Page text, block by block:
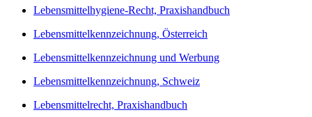
Lebensmittelhygiene-Recht, Praxishandbuch
Lebensmittelkennzeichnung, Österreich
Lebensmittelkennzeichnung und Werbung
Lebensmittelkennzeichnung, Schweiz
Lebensmittelrecht, Praxishandbuch